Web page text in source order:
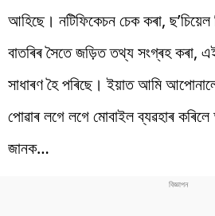
আহিছে। নটিফিকেচন চেক কৰা,
বাতৰিৰ সৈতে জড়িত তথ্য সংগ্ৰহ কৰা,
সাধাৰণ হৈ পৰিছে। ইয়াত আমি
পোৱাৰ লগে লগে মোবাইল ব্যৱহাৰ কৰিলে
জানক…